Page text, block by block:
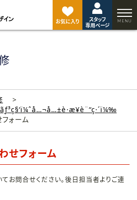
お気に入り
スタッフ
専用ページ
ォーム
せフォーム
お問合せください。後日担当者よりご連